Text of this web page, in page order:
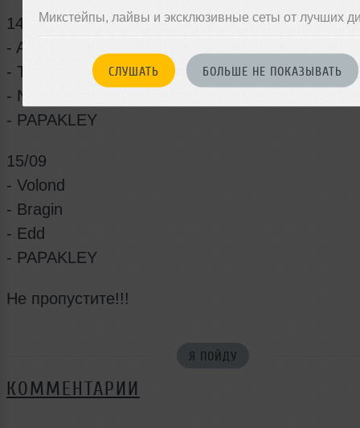
Микстейпы, лайвы и эксклюзивные сеты от лучших
СЛУШАТЬ БОЛЬШЕ НЕ ПОКАЗЫВАТЬ
14/09
- Andrew Nash
- Timur Soul
- NICKОЛАИЧ & KENAR
- PAPAKLEY
15/09
- Volond
- Bragin
- Edd
- PAPAKLEY
Не пропустите!!!
Я ПОЙДУ
КОММЕНТАРИИ